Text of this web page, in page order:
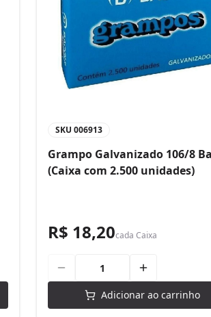
SKU 006913
Grampo Galvanizado 106/8
(Caixa com 2.500 unidades)
R$ 18,20cada Caixa
Adicionar ao carrinho